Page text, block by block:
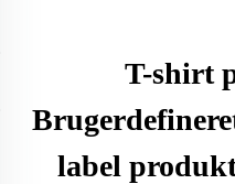
T-shirt
label